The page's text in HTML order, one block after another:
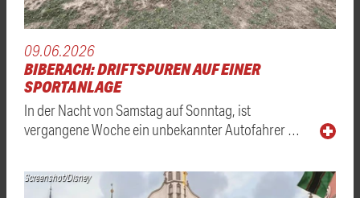
09.06.2026
BIBERACH: DRIFTSPUREN AUF EINER
SPORTANLAGE
In der Nacht von Samstag auf Sonntag, ist
vergangene Woche ein unbekannter Autofahrer …
Screenshot/Disney